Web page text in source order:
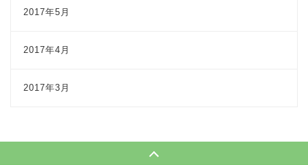
2017年5月
2017年4月
2017年3月